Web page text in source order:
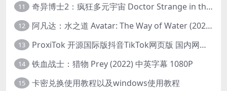
11 奇异博士2：疯狂多元宇宙 Doctor Strange in the Multiverse of Madness (2022) 高清版1080p
12 阿凡达：水之道 Avatar: The Way of Water (2022) 1080p 2k 4k 中文字幕
13 ProxiTok 开源国际版抖音TikTok网页版 国内网络直连
14 铁血战士：猎物 Prey (2022) 中英字幕 1080P
15 卡密兑换使用教程以及windows使用教程